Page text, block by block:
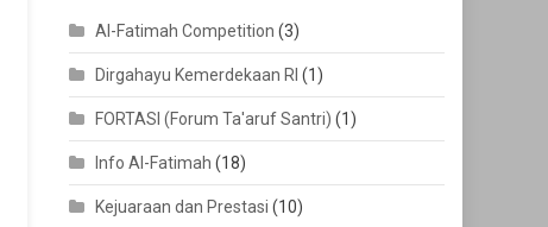
Al-Fatimah Competition (3)
Dirgahayu Kemerdekaan RI (1)
FORTASI (Forum Ta'aruf Santri) (1)
Info Al-Fatimah (18)
Kejuaraan dan Prestasi (10)